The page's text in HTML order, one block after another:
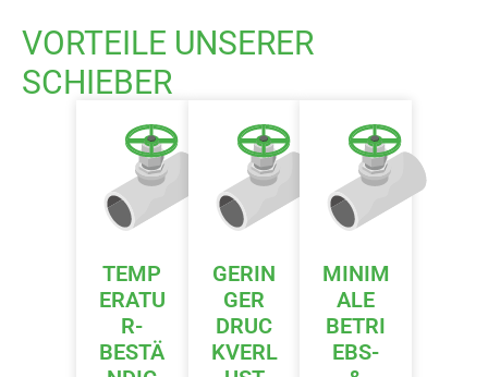
VORTEILE UNSERER
SCHIEBER
TEMP
ERATU
R-
BESTÄ
GERIN
GER
DRUC
KVERL
MINIM
ALE
BETRI
EBS-